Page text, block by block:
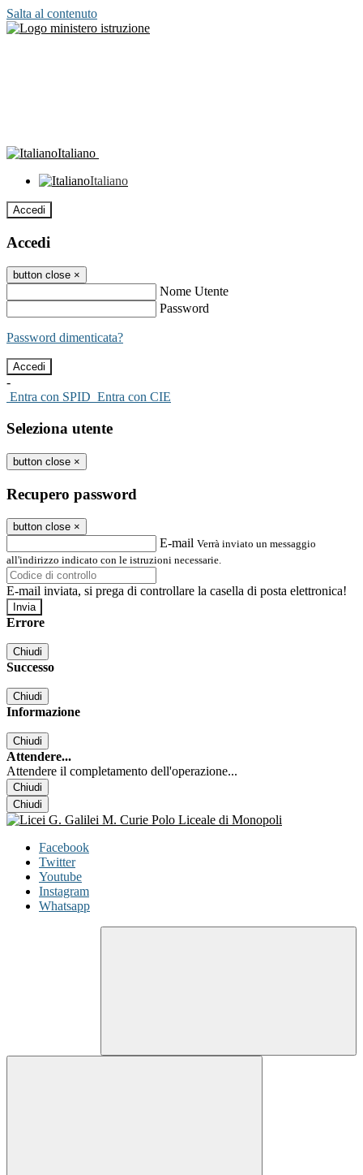
Salta al contenuto
Italiano
Italiano
Accedi
Accedi
button close ×
Nome Utente
Password
Password dimenticata?
-
Entra con SPID Entra con CIE
Seleziona utente
button close ×
Recupero password
button close ×
E-mail Verrà inviato un messaggio
all'indirizzo indicato con le istruzioni necessarie.
E-mail inviata, si prega di controllare la casella di posta elettronica!
Errore
Chiudi
Successo
Chiudi
Informazione
Chiudi
Attendere...
Attendere il completamento dell'operazione...
Chiudi
Chiudi
Facebook
Twitter
Youtube
Instagram
Whatsapp